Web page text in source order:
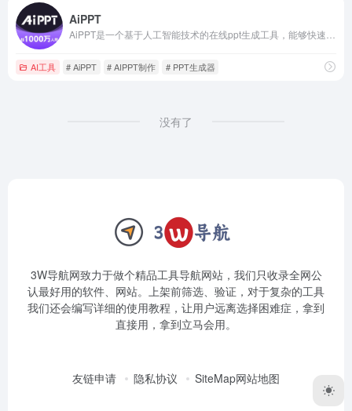
AiPPT
AI工具 # AiPPT # AIPPT制作 # PPT生成器
没有了
3W导航网致力于做个精品工具导航网站，我们只收录全网公
认最好用的软件、网站。上架前筛选、验证，对于复杂的工具
我们还会编写详细的使用教程，让用户远离选择困难症，拿到
直接用，拿到立马会用。
友链申请 隐私协议 SiteMap网站地图